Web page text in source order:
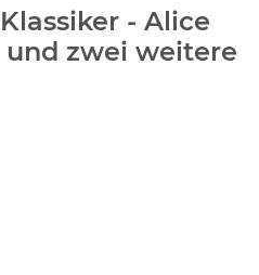
- Alice
zwei weitere